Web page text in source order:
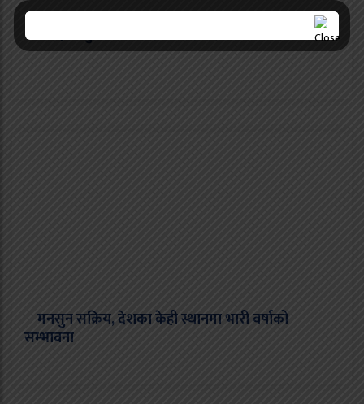
उन्नाइसौँ पुस्तकालय दिवस भदौ १५ गते
मनसुन सक्रिय, देशका केही स्थानमा भारी वर्षाको
सम्भावना